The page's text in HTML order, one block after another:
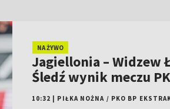
NA ŻYWO
Jagiellonia – Widzew
Śledź wynik meczu
10:32 PIŁKA NOŻNA / PKO BP